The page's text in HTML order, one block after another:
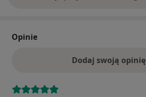
Opinie
Dodaj swoją opinię